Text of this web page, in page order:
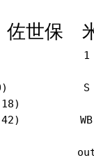
世保
1
S
18)
42)
WB